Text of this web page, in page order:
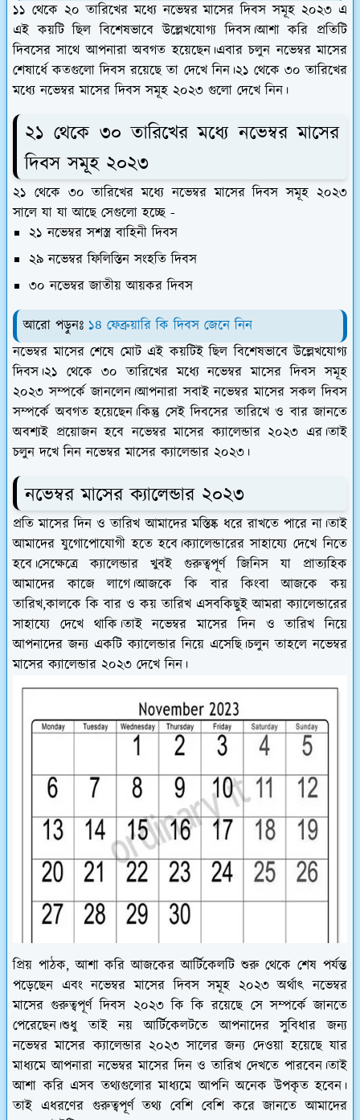
১১ থেকে ২০ তারিখের মধ্যে নভেম্বর মাসের দিবস সমূহ ২০২৩ এ
এই কয়টি ছিল বিশেষভাবে উল্লেখযোগ্য দিবস।আশা করি প্রতিটি
দিবসের সাথে আপনারা অবগত হয়েছেন।এবার চলুন নভেম্বর মাসের
শেষার্ধে কতগুলো দিবস রয়েছে তা দেখে নিন।২১ থেকে ৩০ তারিখের
মধ্যে নভেম্বর মাসের দিবস সমূহ ২০২৩ গুলো দেখে নিন।
২১ থেকে ৩০ তারিখের মধ্যে নভেম্বর মাসের
দিবস সমূহ ২০২৩
২১ থেকে ৩০ তারিখের মধ্যে নভেম্বর মাসের দিবস সমূহ ২০২৩
সালে যা যা আছে সেগুলো হচ্ছে -
২১ নভেম্বর সশস্ত্র বাহিনী দিবস
২৯ নভেম্বর ফিলিস্তিন সংহতি দিবস
৩০ নভেম্বর জাতীয় আয়কর দিবস
আরো পড়ুনঃ ১৪ ফেব্রুয়ারি কি দিবস জেনে নিন
নভেম্বর মাসের শেষে মোট এই কয়টিই ছিল বিশেষভাবে উল্লেখযোগ্য
দিবস।২১ থেকে ৩০ তারিখের মধ্যে নভেম্বর মাসের দিবস সমূহ
২০২৩ সম্পর্কে জানলেন।আপনারা সবাই নভেম্বর মাসের সকল দিবস
সম্পর্কে অবগত হয়েছেন।কিন্তু সেই দিবসের তারিখে ও বার জানতে
অবশ্যই প্রয়োজন হবে নভেম্বর মাসের ক্যালেন্ডার ২০২৩ এর।তাই
চলুন দখে নিন নভেম্বর মাসের ক্যালেন্ডার ২০২৩।
নভেম্বর মাসের ক্যালেন্ডার ২০২৩
প্রতি মাসের দিন ও তারিখ আমাদের মস্তিষ্ক ধরে রাখতে পারে না।তাই
আমাদের যুগোপোযোগী হতে হবে।ক্যালেন্ডারের সাহায্যে দেখে নিতে
হবে।সেক্ষেত্রে ক্যালেন্ডার খুবই গুরুত্বপূর্ণ জিনিস যা প্রাত্যহিক
আমাদের কাজে লাগে।আজকে কি বার কিংবা আজকে কয়
তারিখ,কালকে কি বার ও কয় তারিখ এসবকিছুই আমরা ক্যালেন্ডারের
সাহায্যে দেখে থাকি।তাই নভেম্বর মাসের দিন ও তারিখ নিয়ে
আপনাদের জন্য একটি ক্যালেন্ডার নিয়ে এসেছি।চলুন তাহলে নভেম্বর
মাসের ক্যালেন্ডার ২০২৩ দেখে নিন।
প্রিয় পাঠক, আশা করি আজকের আর্টিকেলটি শুরু থেকে শেষ পর্যন্ত
পড়েছেন এবং নভেম্বর মাসের দিবস সমূহ ২০২৩ অর্থাৎ নভেম্বর
মাসের গুরুত্বপূর্ণ দিবস ২০২৩ কি কি রয়েছে সে সম্পর্কে জানতে
পেরেছেন।শুধু তাই নয় আর্টিকেলটতে আপনাদের সুবিধার জন্য
নভেম্বর মাসের ক্যালেন্ডার ২০২৩ সালের জন্য দেওয়া হয়েছে যার
মাধ্যমে আপনারা নভেম্বর মাসের দিন ও তারিখ দেখতে পারবেন।তাই
আশা করি এসব তথ্যগুলোর মাধ্যমে আপনি অনেক উপকৃত হবেন।
তাই এধরণের গুরুত্বপূর্ণ তথ্য বেশি বেশি করে জানতে আমাদের